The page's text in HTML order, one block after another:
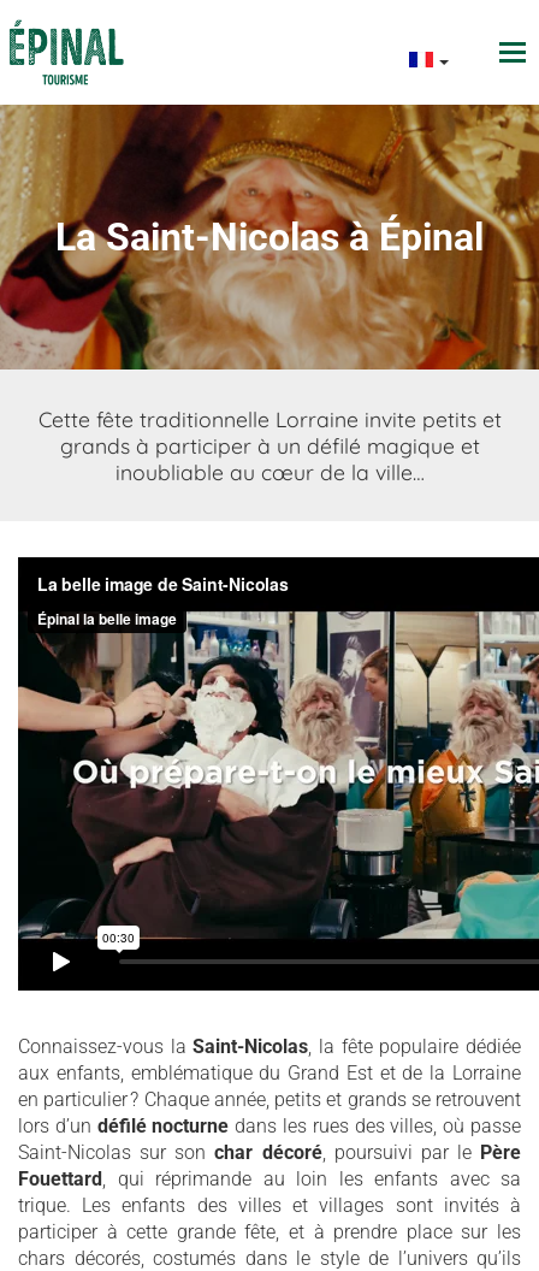
La Saint-Nicolas à Épinal
Cette fête traditionnelle Lorraine invite petits et
grands à participer à un défilé magique et
inoubliable au cœur de la ville…
Connaissez-vous laSaint-Nicolas, la fête populaire dédiée
aux enfants, emblématique du Grand Est et de la Lorraine
en particulier ? Chaque année, petits et grands se retrouvent
lors d’un défilé nocturnedans les rues des villes, où passe
Saint-Nicolas sur sonchar décoré, poursuivi par le Père
Fouettard, qui réprimande au loin les enfants avec sa
trique. Les enfants des villes et villages sont invités à
participer à cette grande fête, et à prendre place sur les
chars décorés, costumés dans le style de l’univers qu’ils